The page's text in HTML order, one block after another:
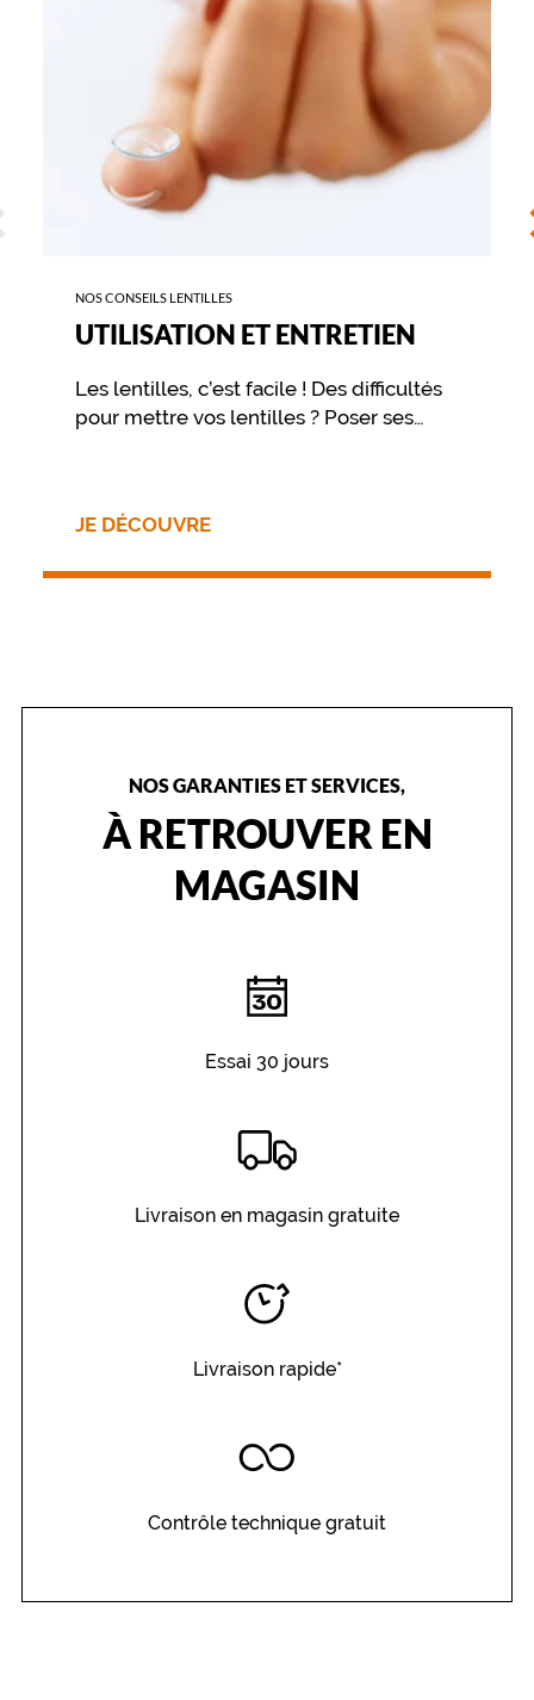
NOS CONSEILS LENTILLES
UTILISATION ET ENTRETIEN
Les lentilles, c’est facile ! Des difficultés
pour mettre vos lentilles ? Poser ses
mémoire, suivez le Guide !
JE DÉCOUVRE
NOS GARANTIES ET SERVICES,
À RETROUVER EN
MAGASIN
Essai 30 jours
Livraison en magasin gratuite
Livraison rapide*
Contrôle technique gratuit